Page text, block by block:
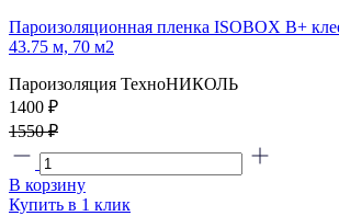
Пароизоляционная пленка ISOBOX В+
43.75 м, 70 м2
Пароизоляция ТехноНИКОЛЬ
1400 ₽
1550 ₽
В корзину
Купить в 1 клик